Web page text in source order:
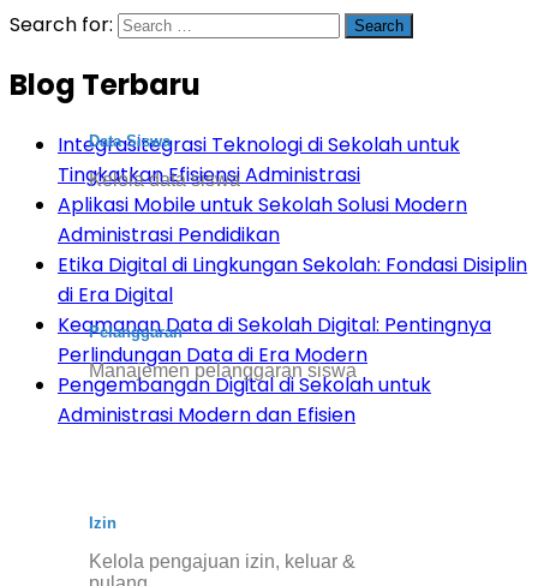
Data Siswa
Kelola data siswa
Pelanggaran
Manajemen pelanggaran siswa
Izin
Kelola pengajuan izin, keluar &
Search for:
Blog Terbaru
Integrasitegrasi Teknologi di Sekolah untuk
Tingkatkan Efisiensi Administrasi
Aplikasi Mobile untuk Sekolah Solusi Modern
Administrasi Pendidikan
Etika Digital di Lingkungan Sekolah: Fondasi Disiplin
di Era Digital
Keamanan Data di Sekolah Digital: Pentingnya
Perlindungan Data di Era Modern
Pengembangan Digital di Sekolah untuk
Administrasi Modern dan Efisien